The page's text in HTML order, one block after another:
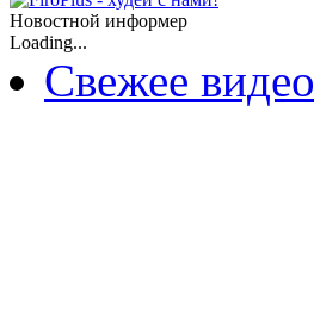
Новостной информер
Loading...
Свежее видео